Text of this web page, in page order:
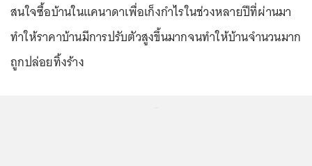
สนใจซื้อบ้านในแคนาดาเพื่อเก็งกำไรในช่วงหลายปีที่ผ่านมา
ทำให้ราคาบ้านมีการปรับตัวสูงขึ้นมากจนทำให้บ้านจำนวนมาก
ถูกปล่อยทิ้งร้าง